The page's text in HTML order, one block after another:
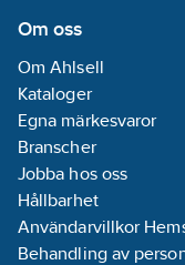
Om oss
Om Ahlsell
Kataloger
Egna märkesvaror
Branscher
Jobba hos oss
Hållbarhet
Användarvillkor
Behandling av